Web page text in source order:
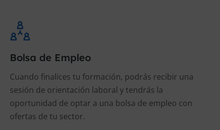
Bolsa de Empleo
Cuando finalices tu formación, podrás recibir una
sesión de orientación laboral y tendrás la
oportunidad de optar a una bolsa de empleo con
ofertas de tu sector.